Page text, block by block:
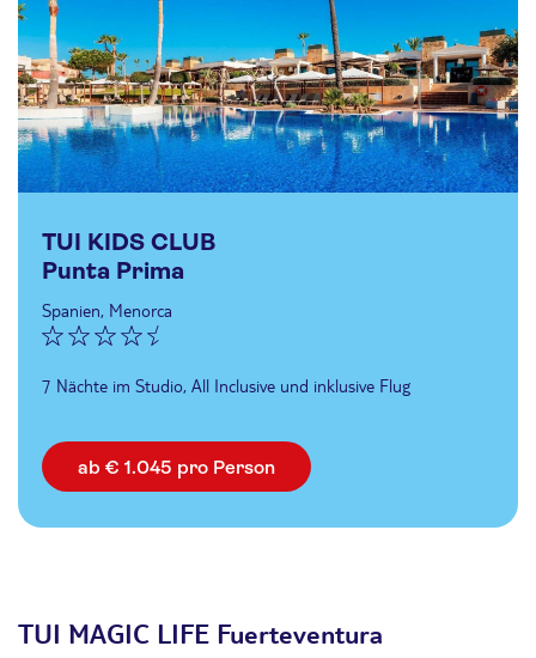
TUI KIDS CLUB
Punta Prima
Spanien, Menorca
7 Nächte im Studio, All Inclusive und inklusive Flug
ab € 1.045 pro Person
TUI MAGIC LIFE Fuerteventura